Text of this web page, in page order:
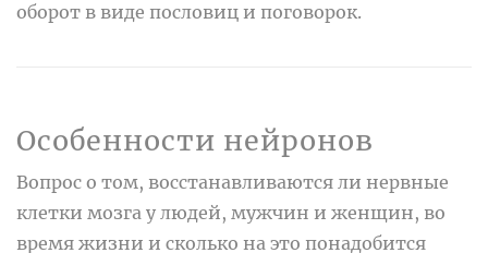
оборот в виде пословиц и поговорок.
Особенности нейронов
Вопрос о том, восстанавливаются ли нервные
клетки мозга у людей, мужчин и женщин, во
время жизни и сколько на это понадобится